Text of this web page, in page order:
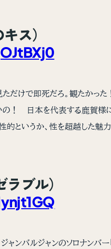
ス）
だけで即死だろ。観たかっ
の！ 日本を代表する鹿賀
というか、性を超越した
ブル）
バルジャンのソロナンバ